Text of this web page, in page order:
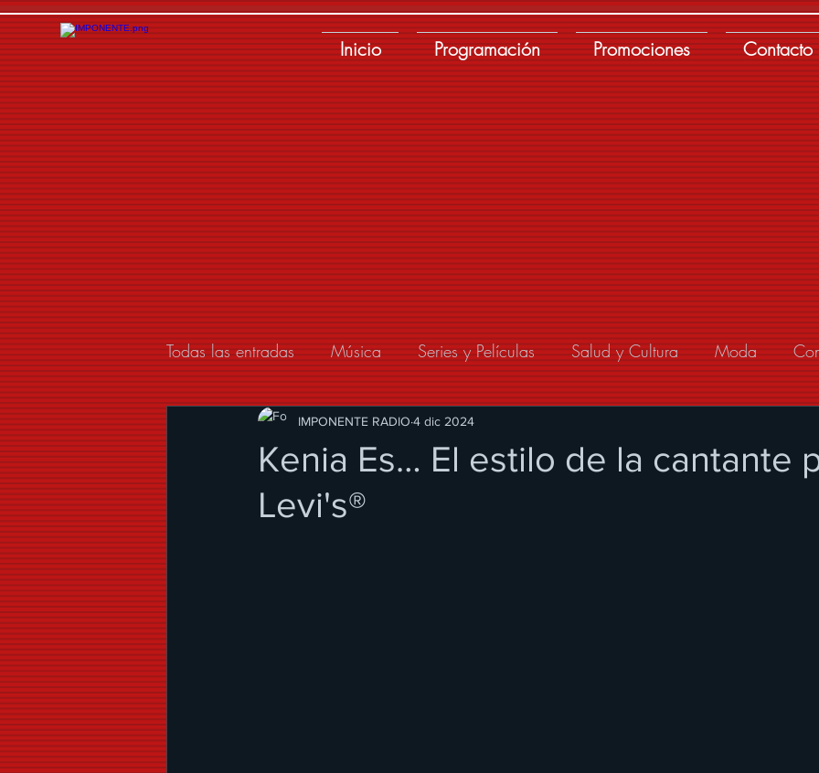
Inicio Programación Promociones Contacto
Todas las entradas Música Series y Películas Salud y Cultura Moda
Modo de Vida
Kenia Es… El estilo de la cantante
Levi's®
IMPONENTE RADIO 4 dic 2024